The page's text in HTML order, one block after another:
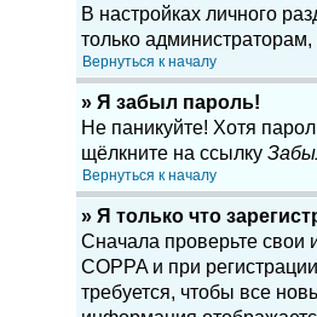
В настройках личного
только
Вернуться к началу
» Я забыл пароль!
Не паникуйте! Хотя
щёлкните на ссылку
Вернуться к началу
» Я только что
Сначала проверьте свои
COPPA и при
требуется, чтобы все